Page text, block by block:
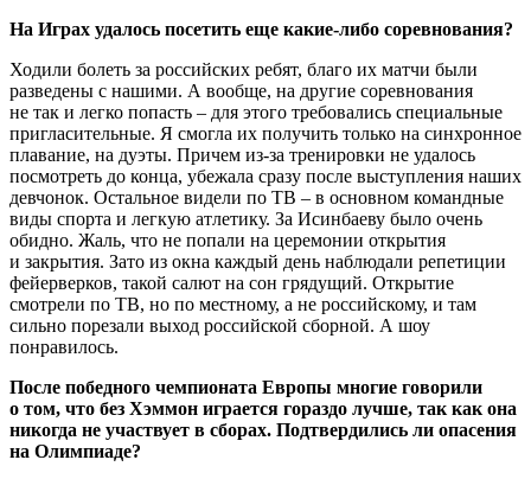
На Играх удалось посетить еще какие-либо соревнования?
Ходили болеть за российских ребят, благо их матчи были
разведены с нашими. А вообще, на другие соревнования
не так и легко попасть – для этого требовались специальные
пригласительные. Я смогла их получить только на синхронное
плавание, на дуэты. Причем из-за тренировки не удалось
посмотреть до конца, убежала сразу после выступления наших
девчонок. Остальное видели по ТВ – в основном командные
виды спорта и легкую атлетику. За Исинбаеву было очень
обидно. Жаль, что не попали на церемонии открытия
и закрытия. Зато из окна каждый день наблюдали репетиции
фейерверков, такой салют на сон грядущий. Открытие
смотрели по ТВ, но по местному, а не российскому, и там
сильно порезали выход российской сборной. А шоу
понравилось.
После победного чемпионата Европы многие говорили
о том, что без Хэммон играется гораздо лучше, так как она
никогда не участвует в сборах. Подтвердились ли опасения
на Олимпиаде?